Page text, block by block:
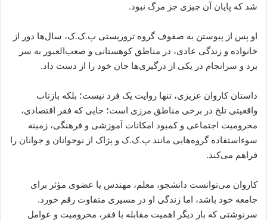
شد که پایان آن چیزی جز مرگ نبود.
او پس از پیوستن به صفوف گروه تروریستی پ.ک.ک، سال‌ها دور از
خانواده و زندگی عادی، در مناطق کوهستانی و صعب‌العبور به سر
برد و سرانجام در یکی از درگیری‌ها جان خود را از دست داد.
داستان کاروان عزیزی، تنها روایت یک فرد نیست؛ بلکه بازتاب
واقعیتی تلخ در برخی مناطق مرزی است؛ جایی که فقر اقتصادی،
محرومیت اجتماعی و کمبود امکانات آموزشی و فرهنگی، زمینه
سوءاستفاده گروه‌هایی مانند پ.ک.ک و پژاک از نوجوانان و جوانان را
فراهم می‌کند.
کاروان می‌توانست دانشجو، معلم، مهندس یا عضوی مؤثر برای
جامعه خود باشد، اما زندگی او در مسیری متفاوت رقم خورد.
سرنوشتی که بار دیگر اهمیت مقابله با فقر، محرومیت و عوامل